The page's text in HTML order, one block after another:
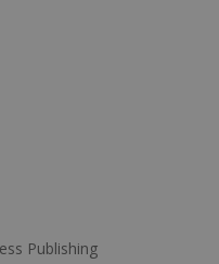
Publishing